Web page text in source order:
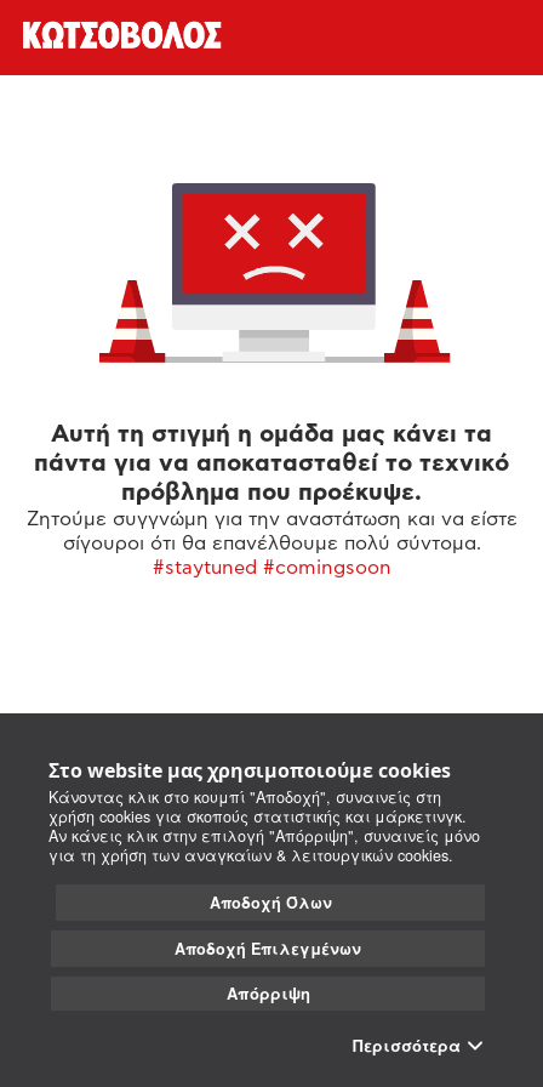
Στο website μας χρησιμοποιούμε cookies
Κάνοντας κλικ στο κουμπί "Αποδοχή", συναινείς στη
χρήση cookies για σκοπούς στατιστικής και μάρκετινγκ.
Αν κάνεις κλικ στην επιλογή "Απόρριψη", συναινείς μόνο
για τη χρήση των αναγκαίων & λειτουργικών cookies.
Αποδοχή Όλων
Αποδοχή Επιλεγμένων
Απόρριψη
Περισσότερα
Αυτή τη στιγμή η ομάδα μας κάνει τα
πάντα για να αποκατασταθεί το τεχνικό
πρόβλημα που προέκυψε.
Ζητούμε συγγνώμη για την αναστάτωση και να είστε
σίγουροι ότι θα επανέλθουμε πολύ σύντομα.
#staytuned #comingsoon